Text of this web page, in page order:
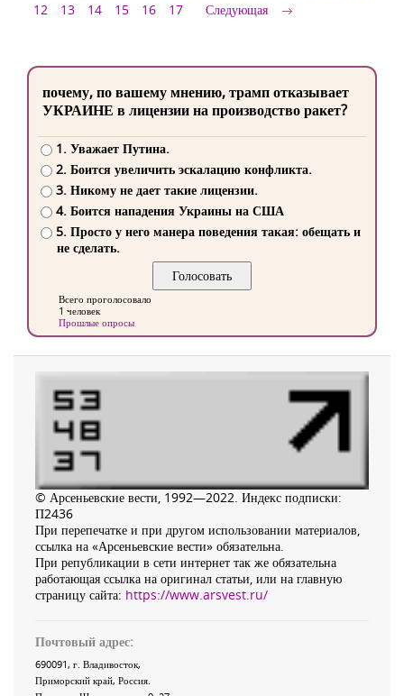
12
13 14 15 16 17 Следующая
почему, по вашему мнению, трамп отказывает
УКРАИНЕ в лицензии на производство ракет?
1. Уважает Путина.
2. Боится увеличить эскалацию конфликта.
3. Никому не дает такие лицензии.
4. Боится нападения Украины на США
5. Просто у него манера поведения такая: обещать и
не сделать.
Всего проголосовало
1 человек
Прошлые опросы
© Арсеньевские вести, 1992—2022. Индекс подписки:
П2436
При перепечатке и при другом использовании материалов,
ссылка на «Арсеньевские вести» обязательна.
При републикации в сети интернет так же обязательна
работающая ссылка на оригинал статьи, или на главную
страницу сайта: https://www.arsvest.ru/
Почтовый адрес:
690091, г. Владивосток,
Приморский край, Россия